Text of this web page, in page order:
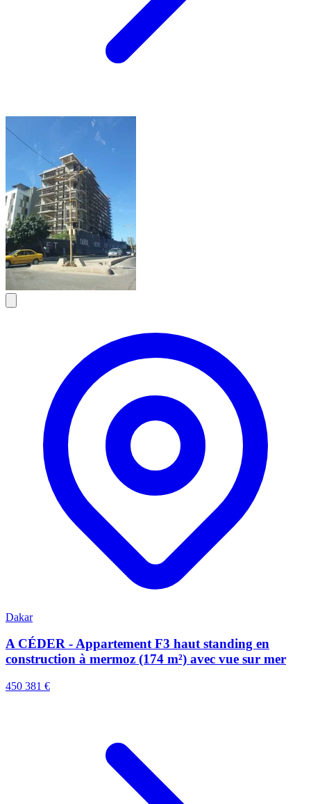
Dakar
A CÉDER - Appartement F3 haut standing en
construction à mermoz (174 m²) avec vue sur mer
450 381 €